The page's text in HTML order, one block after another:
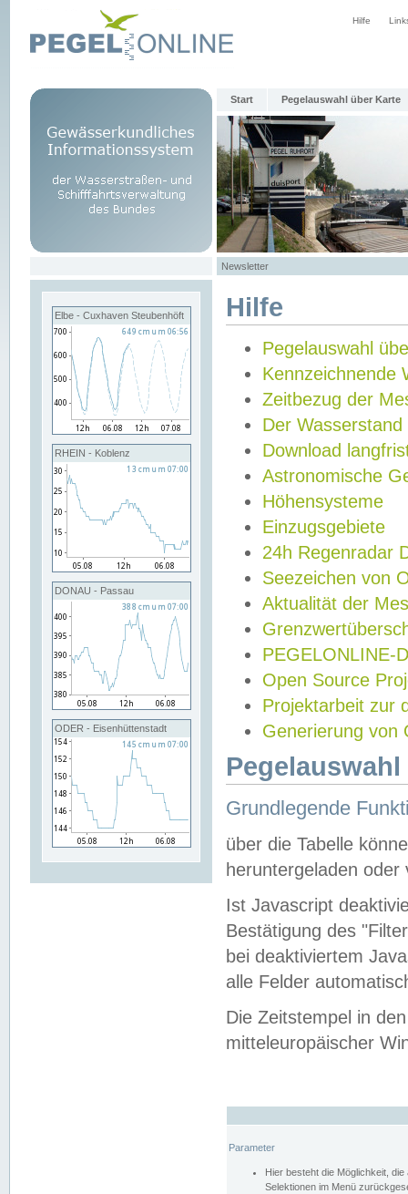
Hilfe
Start Pegelauswahl über Karte
Newsletter
Elbe - Cuxhaven Steubenhöft
RHEIN - Koblenz
DONAU - Passau
ODER - Eisenhüttenstadt
Hilfe
Pegelauswahl
Kennzeichnende
Zeitbezug der
Der Wasserstand
Download
Astronomische
Höhensysteme
Einzugsgebiete
24h Regenradar
Seezeichen von
Aktualität der
PEGELONLINE-
Open Source
Projektarbeit zur
Generierung von
Grundlegende
über die Tabelle
heruntergeladen oder
Ist Javascript
Bestätigung des
bei deaktiviertem
alle Felder
Die Zeitstempel in
mitteleuropäischer
Parameter
Hier besteht die Möglichkeit,
Selektionen im Menü